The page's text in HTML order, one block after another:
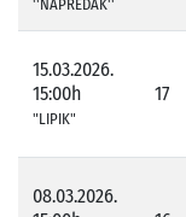
''NAPREDAK''
15.03.2026.
15:00h
"LIPIK"
17
08.03.2026.